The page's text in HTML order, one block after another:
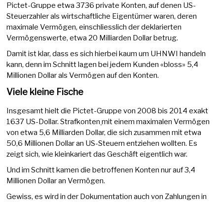
Pictet-Gruppe etwa 3736 private Konten, auf denen US-
Steuerzahler als wirtschaftliche Eigentümer waren, deren
maximale Vermögen, einschliesslich der deklarierten
Vermögenswerte, etwa 20 Milliarden Dollar betrug.
Damit ist klar, dass es sich hierbei kaum um UHNWI handeln
kann, denn im Schnitt lagen bei jedem Kunden «bloss» 5,4
Millionen Dollar als Vermögen auf den Konten.
Viele kleine Fische
Insgesamt hielt die Pictet-Gruppe von 2008 bis 2014 exakt
1637 US-Dollar. Strafkonten mit einem maximalen Vermögen
von etwa 5,6 Milliarden Dollar, die sich zusammen mit etwa
50,6 Millionen Dollar an US-Steuern entziehen wollten. Es
zeigt sich, wie kleinkariert das Geschäft eigentlich war.
Und im Schnitt kamen die betroffenen Konten nur auf 3,4
Millionen Dollar an Vermögen.
Gewiss, es wird in der Dokumentation auch von Zahlungen in